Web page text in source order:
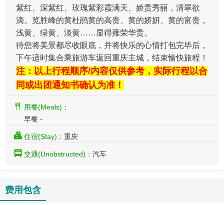
紫红、深紫红、玫瑰紫彩霞满天、娇贵秀丽，清翠欲
滴。览胜峰的黄杜鹃黄的高贵、黄的娇妍、黄的富贵，
浅黄、绿黄、淡黄……显得雍荣华贵。
待您将美景都尽收眼底，并将快乐的心情打包完毕后，
下午适时集合乘旅游车返回重庆主城，结束愉快旅程！
注：以上行程顺序/内容仅供参考，实际行程以合
同或出团通知书确认为准！
用餐(Meals)：
早餐 -
住宿(Stay)： 重庆
交通(Unobstructed)： 汽车
费用包含